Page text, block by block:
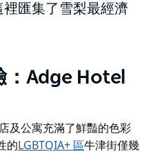
匯集了雪梨最經濟
：Adge Hotel
及公寓充滿了鮮豔的色彩
的LGBTQIA+ 區牛津街僅幾